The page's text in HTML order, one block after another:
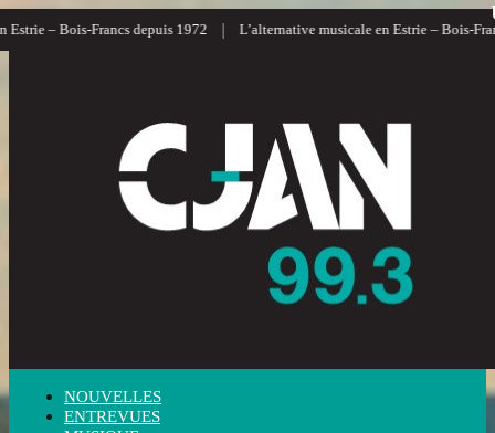
– Bois-Francs depuis 1972 | L’alternative musicale en Estrie – Bois-
NOUVELLES
ENTREVUES